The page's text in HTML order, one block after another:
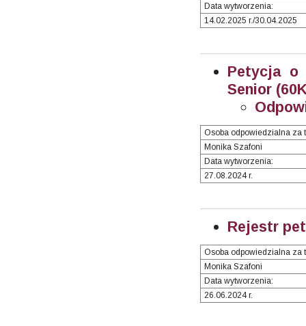
Data wytworzenia:
14.02.2025 r./30.04.2025
Petycja o
Senior
Osoba odpowiedzialna za
Monika Szafoni
Data wytworzenia:
27.08.2024 r.
Rejestr
Osoba odpowiedzialna za
Monika Szafoni
Data wytworzenia:
26.06.2024 r.